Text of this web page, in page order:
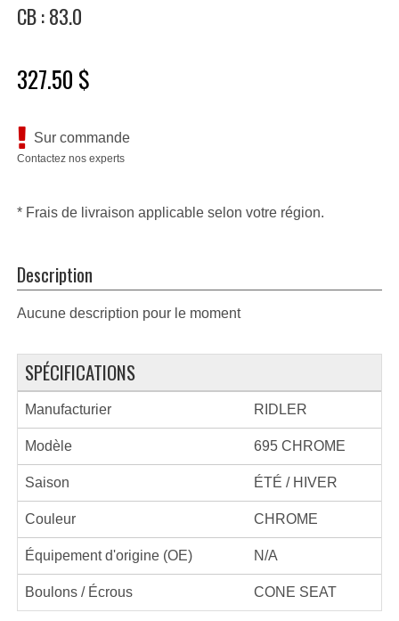
CB : 83.0
327.50 $
Sur commande
Contactez nos experts
* Frais de livraison applicable selon votre région.
Description
Aucune description pour le moment
SPÉCIFICATIONS
Manufacturier RIDLER
Modèle 695 CHROME
Saison ÉTÉ / HIVER
Couleur CHROME
Équipement d'origine (OE) N/A
Boulons / Écrous CONE SEAT